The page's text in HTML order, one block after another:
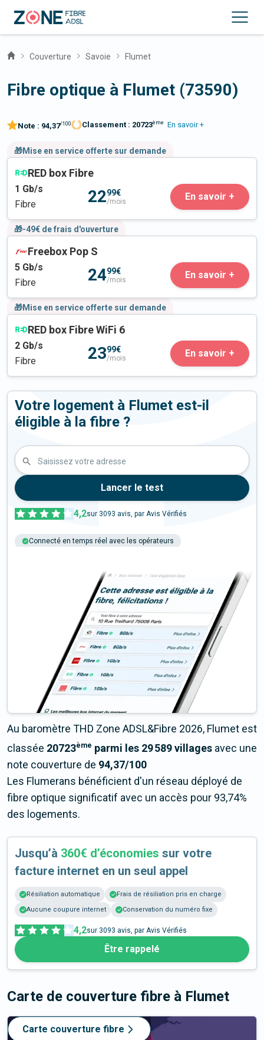
Couverture Savoie Flumet
Fibre optique à Flumet (73590)
Note : 94,37/100 Classement : 20723ème En savoir +
🎁Mise en service offerte sur demande
RED box Fibre
1 Gb/s
Fibre
2299€
/mois En savoir +
🎁-49€ de frais d'ouverture
Freebox Pop S
5 Gb/s
Fibre
2499€
/mois En savoir +
🎁Mise en service offerte sur demande
RED box Fibre WiFi 6
2 Gb/s
Fibre
2399€
/mois En savoir +
Votre logement à Flumet est-il
éligible à la fibre ?
Saisissez votre adresse
Lancer le test
4,2sur 3093 avis, par Avis Vérifiés
Connecté en temps réel avec les opérateurs
Au baromètre THD Zone ADSL&Fibre 2026, Flumet est
classée 20723ème parmi les 29 589 villages avec une
note couverture de 94,37/100
Les Flumerans bénéficient d'un réseau déployé de
fibre optique significatif avec un accès pour 93,74%
des logements.
Jusqu’à 360€ d’économies sur votre
facture internet en un seul appel
Résiliation automatique
Frais de résiliation pris en charge
Aucune coupure internet
Conservation du numéro fixe
4,2sur 3093 avis, par Avis Vérifiés
Être rappelé
Carte de couverture fibre à Flumet
Carte couverture fibre